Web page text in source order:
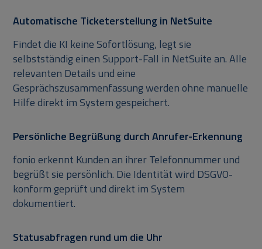
Automatische Ticketerstellung in NetSuite
Findet die KI keine Sofortlösung, legt sie
selbstständig einen Support-Fall in NetSuite an. Alle
relevanten Details und eine
Gesprächszusammenfassung werden ohne manuelle
Hilfe direkt im System gespeichert.
Persönliche Begrüßung durch Anrufer-Erkennung
fonio erkennt Kunden an ihrer Telefonnummer und
begrüßt sie persönlich. Die Identität wird DSGVO-
konform geprüft und direkt im System
dokumentiert.
Statusabfragen rund um die Uhr